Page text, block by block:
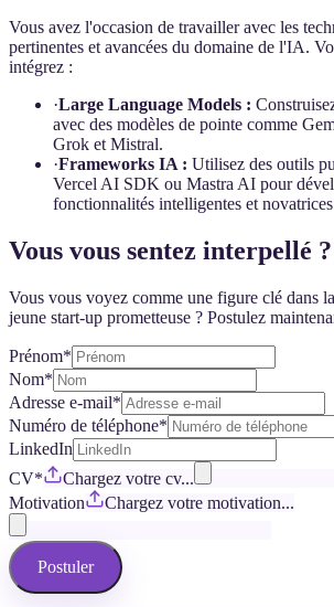
Vous avez l'occasion de travailler avec les
pertinentes et avancées du domaine de l'IA.
intégrez :
·Large Language Models :
avec des modèles de pointe comme
Grok et Mistral.
·Frameworks IA : Utilisez des outils
Vercel AI SDK ou Mastra AI pour
fonctionnalités intelligentes et
Vous vous sentez interpellé ?
Vous vous voyez comme une figure clé dans
jeune start-up prometteuse ? Postulez
Prénom*
Nom*
Adresse e-mail*
Numéro de téléphone*
LinkedIn
CV*
Chargez votre cv...
Motivation
Chargez votre motivation...
Postuler